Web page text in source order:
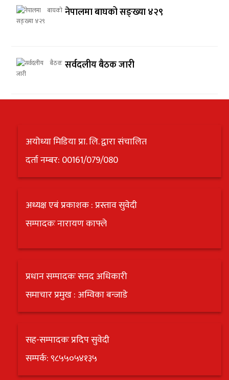
नेपालमा बाघको सङ्ख्या ४२९
सर्वदलीय बैठक जारी
अयोध्या मिडिया प्रा. लि. द्वारा संचालित
दर्ता नम्बर: 00161/079/080
अध्यक्ष एबं प्रकाशक : प्रस्ताव सुवेदी
सम्पादकः नारायण काफ्ले
प्रधान सम्पादकः सनद अधिकारी
समाचार प्रमुख : अम्विका बन्जाडे
सह-सम्पादकः प्रदिप सुवेदी
सम्पर्क: ९८५५०५४१३५